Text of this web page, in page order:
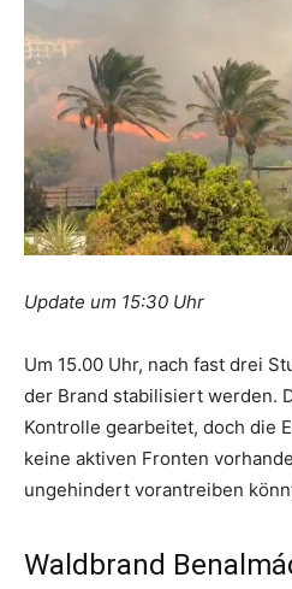
Update um 15:30 Uhr
Um 15.00 Uhr, nach fast drei
der Brand stabilisiert werden.
Kontrolle gearbeitet, doch die
keine aktiven Fronten
ungehindert vorantreiben
Waldbrand